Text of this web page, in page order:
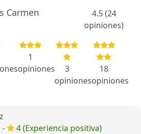
Carmen
4.5 (24
opiniones)
1
opiniones
3
opiniones
18
opiniones
-
4 (Experiencia positiva)